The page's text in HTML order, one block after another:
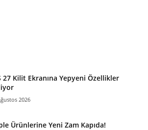
27 Kilit Ekranına Yepyeni Özellikler
2026
Ürünlerine Yeni Zam Kapıda!